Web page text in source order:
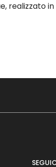
realizzato